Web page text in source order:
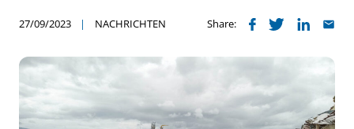
27/09/2023 NACHRICHTEN Share: